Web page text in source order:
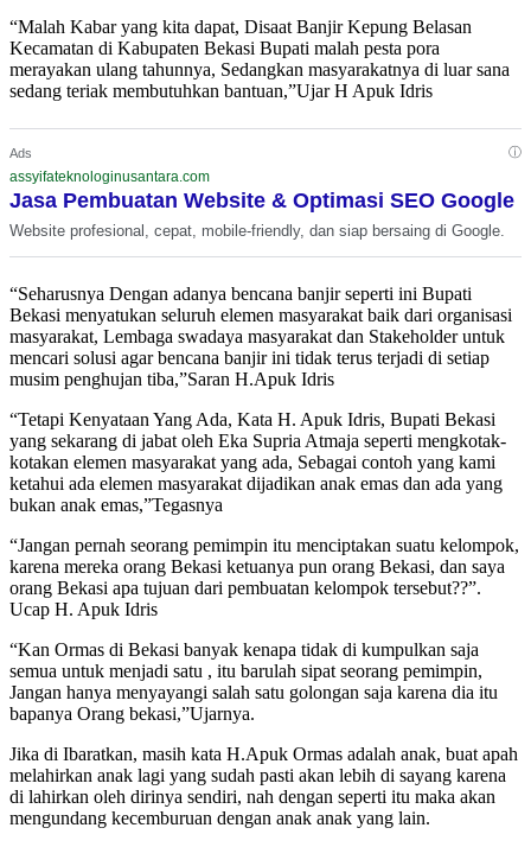
“Malah Kabar yang kita dapat, Disaat Banjir Kepung Belasan
Kecamatan di Kabupaten Bekasi Bupati malah pesta pora
merayakan ulang tahunnya, Sedangkan masyarakatnya di luar sana
sedang teriak membutuhkan bantuan,”Ujar H Apuk Idris
Ads ⓘ
assyifateknologinusantara.com
Jasa Pembuatan Website & Optimasi SEO Google
Website profesional, cepat, mobile-friendly, dan siap bersaing di Google.
“Seharusnya Dengan adanya bencana banjir seperti ini Bupati
Bekasi menyatukan seluruh elemen masyarakat baik dari organisasi
masyarakat, Lembaga swadaya masyarakat dan Stakeholder untuk
mencari solusi agar bencana banjir ini tidak terus terjadi di setiap
musim penghujan tiba,”Saran H.Apuk Idris
“Tetapi Kenyataan Yang Ada, Kata H. Apuk Idris, Bupati Bekasi
yang sekarang di jabat oleh Eka Supria Atmaja seperti mengkotak-
kotakan elemen masyarakat yang ada, Sebagai contoh yang kami
ketahui ada elemen masyarakat dijadikan anak emas dan ada yang
bukan anak emas,”Tegasnya
“Jangan pernah seorang pemimpin itu menciptakan suatu kelompok,
karena mereka orang Bekasi ketuanya pun orang Bekasi, dan saya
orang Bekasi apa tujuan dari pembuatan kelompok tersebut??”.
Ucap H. Apuk Idris
“Kan Ormas di Bekasi banyak kenapa tidak di kumpulkan saja
semua untuk menjadi satu , itu barulah sipat seorang pemimpin,
Jangan hanya menyayangi salah satu golongan saja karena dia itu
bapanya Orang bekasi,”Ujarnya.
Jika di Ibaratkan, masih kata H.Apuk Ormas adalah anak, buat apah
melahirkan anak lagi yang sudah pasti akan lebih di sayang karena
di lahirkan oleh dirinya sendiri, nah dengan seperti itu maka akan
mengundang kecemburuan dengan anak anak yang lain.